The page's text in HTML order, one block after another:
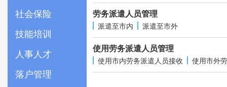
劳务派遣人员管理
派遣至市内 派遣至市外
使用劳务派遣人员管理
使用市内劳务派遣人员接收 使用市外
社会保险
技能培训
人事人才
落户管理